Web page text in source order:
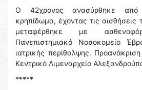
Ο 42χρονος ανασύρθηκε
κρηπίδωμα, έχοντας τις αισθήσεις
μεταφέρθηκε με
Πανεπιστημιακό Νοσοκομείο
ιατρικής περίθαλψης.
Κεντρικό Λιμεναρχείο
*****